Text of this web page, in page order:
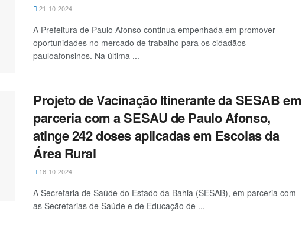
21-10-2024
A Prefeitura de Paulo Afonso continua empenhada em promover
oportunidades no mercado de trabalho para os cidadãos
pauloafonsinos. Na última ...
Projeto de Vacinação Itinerante da SESAB em
parceria com a SESAU de Paulo Afonso,
atinge 242 doses aplicadas em Escolas da
Área Rural
16-10-2024
A Secretaria de Saúde do Estado da Bahia (SESAB), em parceria com
as Secretarias de Saúde e de Educação de ...